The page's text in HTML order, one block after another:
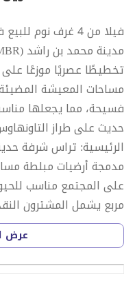
فيلا من 4 غرف
تخطيطًا عصريًا موزعًا
مساحات المعيشة
فسيحة، مما يجعلها
حديث على طراز
الرئيسية: تراس شرفة
مدمجة أرضيات مبلطة
مربع يشمل المشترون
جميعًا الجديد بالكامل
للسيارات مع أجهزة
الآن
عرض